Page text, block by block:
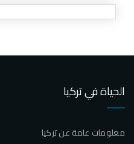
الحياة في تركيا
معلومات عامة عن تركيا